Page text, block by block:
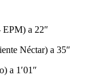
a 22″
Néctar) a 35″
a 1′01″